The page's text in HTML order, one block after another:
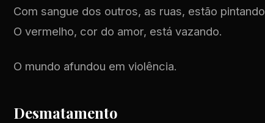
Com sangue dos outros, as ruas, estão pintando
O vermelho, cor do amor, está vazando.
O mundo afundou em violência.
Desmatamento